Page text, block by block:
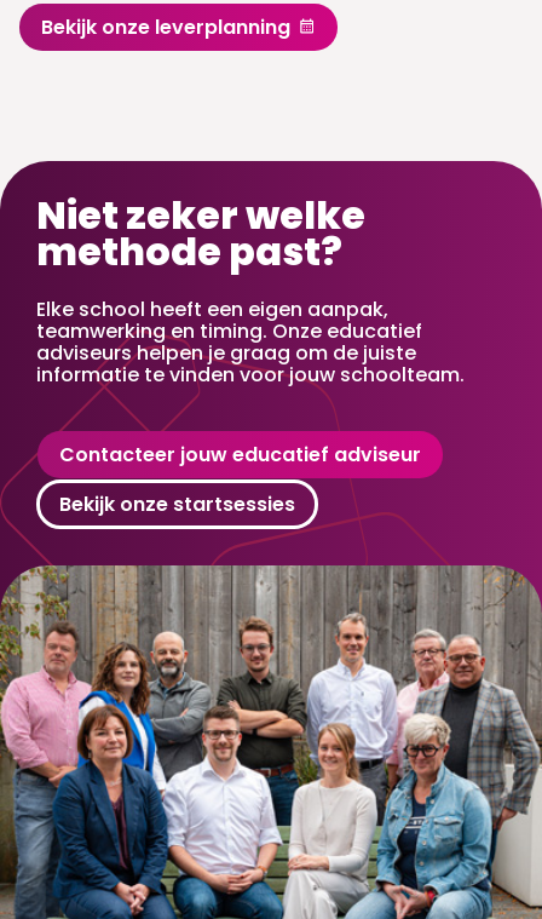
Bekijk onze leverplanning
Niet zeker welke
methode past?
Elke school heeft een eigen aanpak,
teamwerking en timing. Onze educatief
adviseurs helpen je graag om de juiste
informatie te vinden voor jouw schoolteam.
Contacteer jouw educatief adviseur
Bekijk onze startsessies